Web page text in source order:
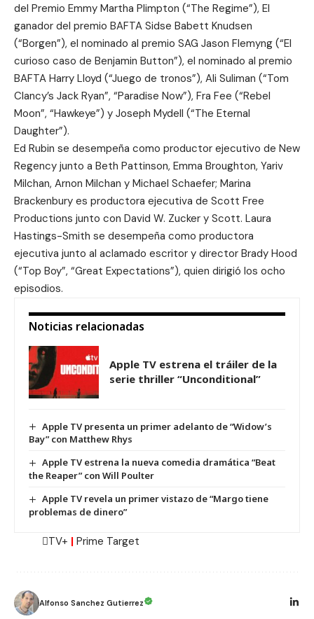
del Premio Emmy Martha Plimpton (“The Regime”), El
ganador del premio BAFTA Sidse Babett Knudsen
(“Borgen”), el nominado al premio SAG Jason Flemyng (“El
curioso caso de Benjamin Button”), el nominado al premio
BAFTA Harry Lloyd (“Juego de tronos”), Ali Suliman (“Tom
Clancy’s Jack Ryan”, “Paradise Now”), Fra Fee (“Rebel
Moon”, “Hawkeye”) y Joseph Mydell (“The Eternal
Daughter”).
Ed Rubin se desempeña como productor ejecutivo de New
Regency junto a Beth Pattinson, Emma Broughton, Yariv
Milchan, Arnon Milchan y Michael Schaefer; Marina
Brackenbury es productora ejecutiva de Scott Free
Productions junto con David W. Zucker y Scott. Laura
Hastings-Smith se desempeña como productora
ejecutiva junto al aclamado escritor y director Brady Hood
(“Top Boy”, “Great Expectations”), quien dirigió los ocho
episodios.
Noticias relacionadas
Apple TV estrena el tráiler de la
serie thriller “Unconditional”
Apple TV presenta un primer adelanto de “Widow’s
Bay” con Matthew Rhys
Apple TV estrena la nueva comedia dramática “Beat
the Reaper” con Will Poulter
Apple TV revela un primer vistazo de “Margo tiene
problemas de dinero”
TV+ | Prime Target
Alfonso Sanchez Gutierrez